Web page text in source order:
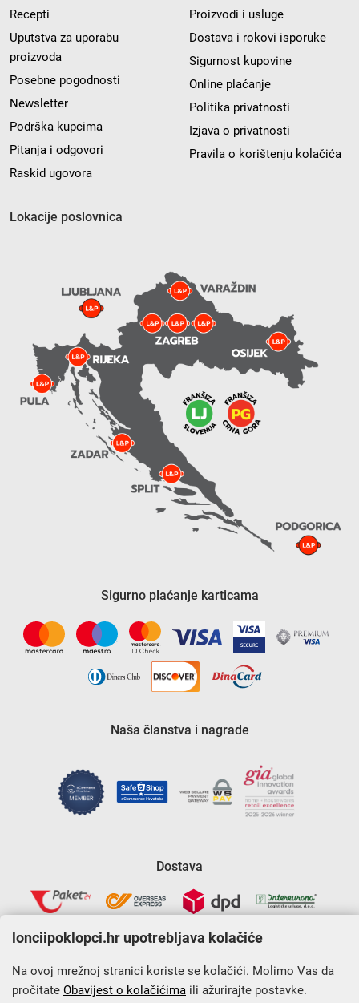
Recepti
Uputstva za uporabu
proizvoda
Posebne pogodnosti
Newsletter
Podrška kupcima
Pitanja i odgovori
Raskid ugovora
Proizvodi i usluge
Dostava i rokovi isporuke
Sigurnost kupovine
Online plaćanje
Politika privatnosti
Izjava o privatnosti
Pravila o korištenju kolačića
Lokacije poslovnica
Sigurno plaćanje karticama
Naša članstva i nagrade
Dostava
Krajnji primatelj financijskog instrumenta sufinanciranog iz
lonciipoklopci.hr upotrebljava kolačiće
Na ovoj mrežnoj stranici koriste se kolačići. Molimo Vas da
pročitate Obavijest o kolačićima ili ažurirajte postavke.